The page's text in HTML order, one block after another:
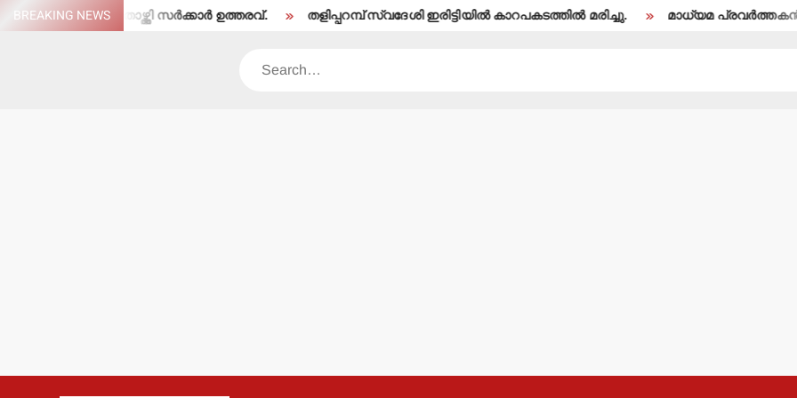
SkipBREAKING NEWS
തരംതാഴ്ത്തി സര്‍ക്കാര്‍ ഉത്തരവ്. തളിപ്പറമ്പ് സ്വദേശി ഇരിട്ടിയില്‍ കാറപകടത്തില്‍ മരിച്ചു. മാധ്യമ പ്രവര്‍ത്തകന്‍
Search